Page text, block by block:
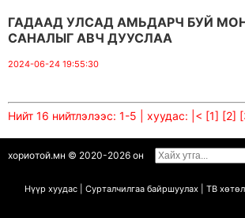
ГАДААД УЛСАД АМЬДАРЧ БУЙ
САНАЛЫГ АВЧ ДУУСЛАА
2024-06-24 19:55:30
Нийт 16 нийтлэлээс: 1-5 | хуудас: |< [1] [2]
хориотой.мн © 2020-2026 он
Нүүр хуудас Сурталчилгаа байршуулах ТВ хөтө